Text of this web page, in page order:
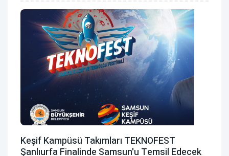
Keşif Kampüsü Takımları TEKNOFEST
Şanlıurfa Finalinde Samsun'u Temsil Edecek